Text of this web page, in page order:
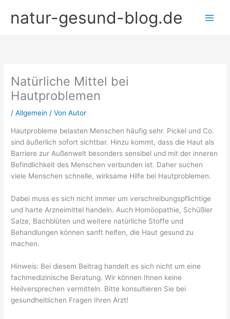
Inhaltnatur-gesund-blog.de
Natürliche Mittel bei
Hautproblemen
/Allgemein / VonAutor
Hautprobleme belasten Menschen häufig sehr. Pickel und Co.
sind äußerlich sofort sichtbar. Hinzu kommt, dass die Haut als
Barriere zur Außenwelt besonders sensibel und mit der inneren
Befindlichkeit des Menschen verbunden ist. Daher suchen
viele Menschen schnelle, wirksame Hilfe bei Hautproblemen.
Dabei muss es sich nicht immer um verschreibungspflichtige
und harte Arzneimittel handeln. Auch Homöopathie, Schüßler
Salze, Bachblüten und weitere natürliche Stoffe und
Behandlungen können sanft helfen, die Haut gesund zu
machen.
Hinweis: Bei diesem Beitrag handelt es sich nicht um eine
fachmedizinische Beratung. Wir können Ihnen keine
Heilversprechen vermitteln. Bitte konsultieren Sie bei
gesundheitlichen Fragen Ihren Arzt!